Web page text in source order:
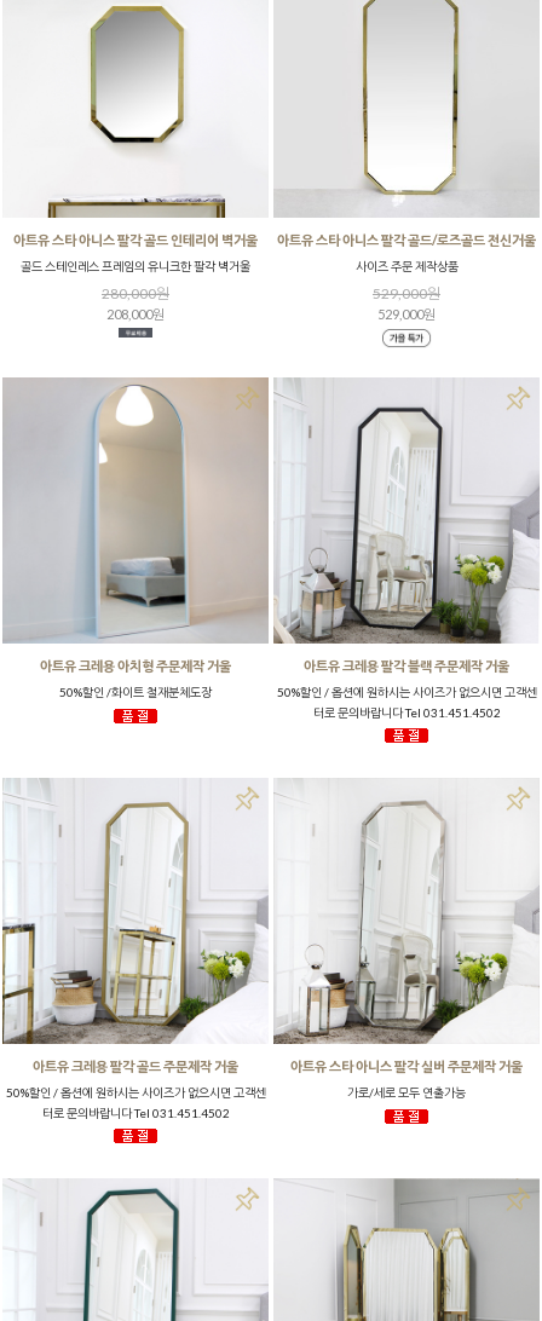
아트유 스타 아니스 팔각 골드 인테리어 벽거울
골드 스테인레스 프레임의 유니크한 팔각 벽거울
280,000원
208,000원
아트유 스타 아니스 팔각 골드/로즈골드 전신거울
사이즈 주문 제작상품
529,000원
529,000원
아트유 크레용 아치형 주문제작 거울
50%할인 /화이트 철재분체도장
아트유 크레용 팔각 블랙 주문제작 거울
50%할인 / 옵션에 원하시는 사이즈가 없으시면 고객센
터로 문의바랍니다 Tel 031.451.4502
아트유 크레용 팔각 골드 주문제작 거울
50%할인 / 옵션에 원하시는 사이즈가 없으시면 고객센
터로 문의바랍니다 Tel 031.451.4502
아트유 스타 아니스 팔각 실버 주문제작 거울
가로/세로 모두 연출가능